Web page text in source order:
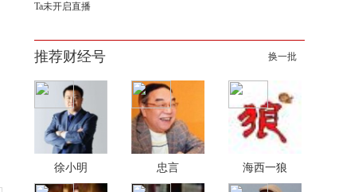
Ta未开启直播
推荐财经号 换一批
徐小明 忠言 海西一狼